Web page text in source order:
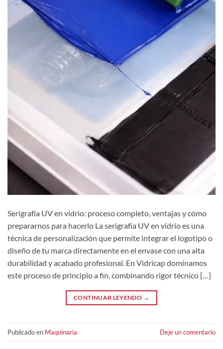
Serigrafía UV en vidrio: proceso completo, ventajas y cómo
prepararnos para hacerlo La serigrafía UV en vidrio es una
técnica de personalización que permite integrar el logotipo o
diseño de tu marca directamente en el envase con una alta
durabilidad y acabado profesional. En Vidricap dominamos
este proceso de principio a fin, combinando rigor técnico […]
CONTINUAR LEYENDO →
Publicado en Maquinaria Deje un comentario